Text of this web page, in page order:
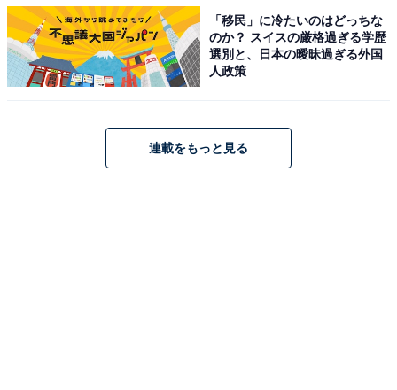
「移民」に冷たいのはどっちな
のか？ スイスの厳格過ぎる学歴
選別と、日本の曖昧過ぎる外国
人政策
連載をもっと見る